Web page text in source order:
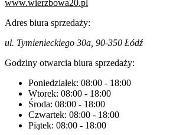
www.wierzbowa20.pl
Adres biura sprzedaży:
ul. Tymienieckiego 30a, 90-350 Łódź
Godziny otwarcia biura sprzedaży:
Poniedziałek: 08:00 - 18:00
Wtorek: 08:00 - 18:00
Środa: 08:00 - 18:00
Czwartek: 08:00 - 18:00
Piątek: 08:00 - 18:00